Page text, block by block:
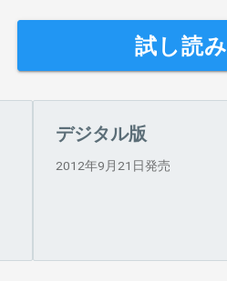
試し読み
デジタル版
2012年9月21日発売